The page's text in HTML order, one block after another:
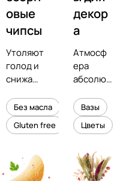
овые
чипсы
Утоляют
голод и
снижают
холесте
рина
Без масла
Gluten free
декор
а
Атмосф
ера
абсолют
уюта в
вашем
интерье
Вазы
Цветы